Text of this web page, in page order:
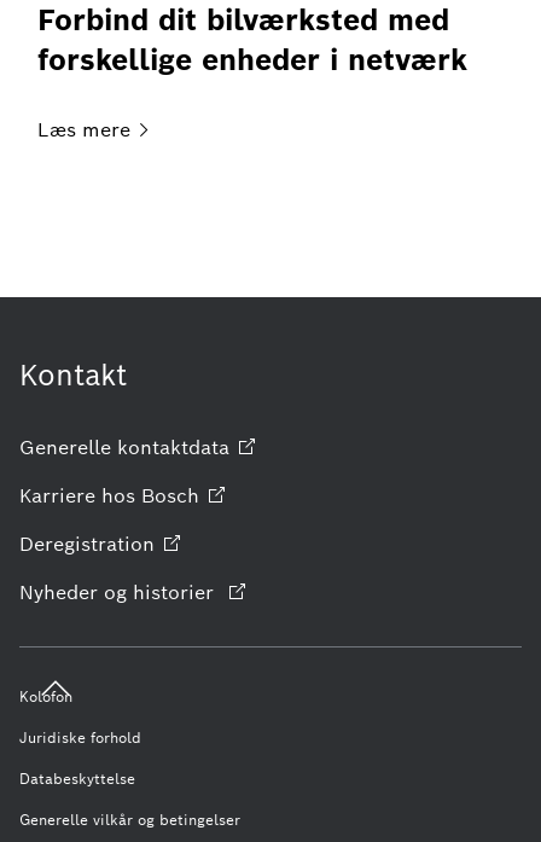
Forbind dit bilværksted med
forskellige enheder i netværk
Læs mere
Kontakt
Generelle kontaktdata
Karriere hos Bosch
Deregistration
Nyheder og historier
Kolofon
Juridiske forhold
Databeskyttelse
Generelle vilkår og betingelser